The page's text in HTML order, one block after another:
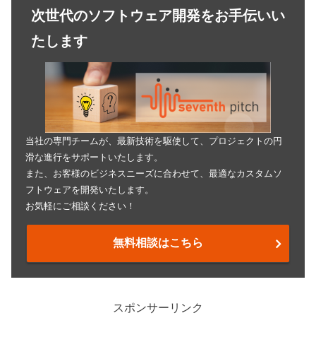
次世代のソフトウェア開発をお手伝いい
たします
当社の専門チームが、最新技術を駆使して、プロジェクトの円
滑な進行をサポートいたします。
また、お客様のビジネスニーズに合わせて、最適なカスタムソ
フトウェアを開発いたします。
お気軽にご相談ください！
無料相談はこちら
スポンサーリンク